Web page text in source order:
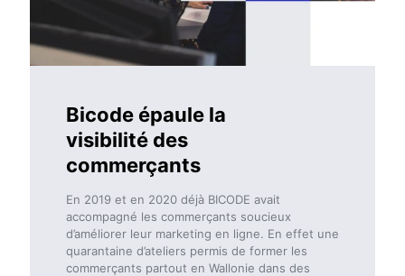
Bicode épaule la
visibilité des
commerçants
En 2019 et en 2020 déjà BICODE avait
accompagné les commerçants soucieux
d’améliorer leur marketing en ligne. En effet une
quarantaine d’ateliers permis de former les
commerçants partout en Wallonie dans des